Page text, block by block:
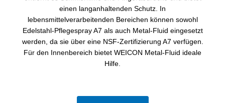
einen langanhaltenden Schutz. In
lebensmittelverarbeitenden Bereichen können sowohl
Edelstahl-Pflegespray A7 als auch Metal-Fluid eingesetzt
werden, da sie über eine NSF-Zertifizierung A7 verfügen.
Für den Innenbereich bietet WEICON Metal-Fluid ideale
Hilfe.